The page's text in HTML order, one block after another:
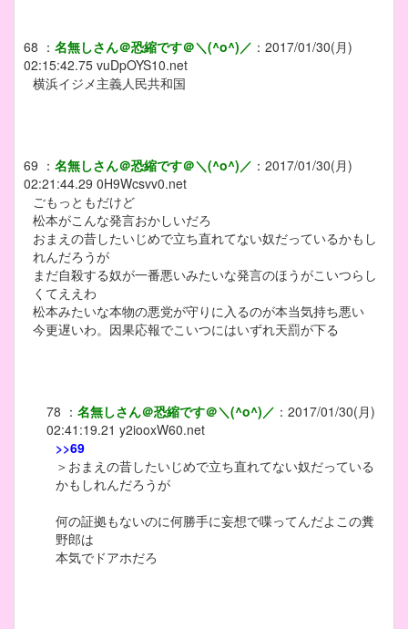
68 ： 名無しさん＠恐縮です＠＼(^o^)／ ： 2017/01/30(月)
02:15:42.75 vuDpOYS10.net
横浜イジメ主義人民共和国
69 ： 名無しさん＠恐縮です＠＼(^o^)／ ： 2017/01/30(月)
02:21:44.29 0H9Wcsvv0.net
ごもっともだけど
松本がこんな発言おかしいだろ
おまえの昔したいじめで立ち直れてない奴だっているかもし
れんだろうが
まだ自殺する奴が一番悪いみたいな発言のほうがこいつらし
くてええわ
松本みたいな本物の悪党が守りに入るのが本当気持ち悪い
今更遅いわ。因果応報でこいつにはいずれ天罰が下る
78 ： 名無しさん＠恐縮です＠＼(^o^)／ ： 2017/01/30(月)
02:41:19.21 y2iooxW60.net
>>69
＞おまえの昔したいじめで立ち直れてない奴だっている
かもしれんだろうが
何の証拠もないのに何勝手に妄想で喋ってんだよこの糞
野郎は
本気でドアホだろ